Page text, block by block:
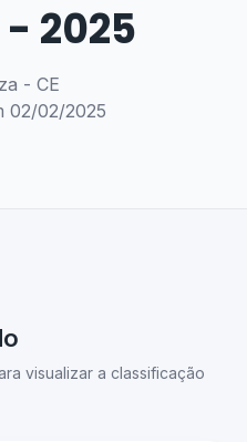
- 2025
- CE
02/02/2025
visualizar a classificação